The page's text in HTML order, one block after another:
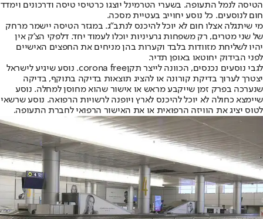
הטיסה לנמל התעופה. בשערי הטרמינל יוצגו כרטיסי טיסה ודרכונים וימדד
חום לנוסעים. כל נוסע יחוייב בעטיית מסכה.
מי שיתגלה אצלו חום לא יוכל להיכנס לנתב"ג. במגזר הטיסה יישמר מרחק
של שני מטרים, רק משפחות גרעיניות יוכלו לעמוד יחד. דלפקי הצ'ק אין
יהיו לשליחת מזוודות בלבד וקערות בהן מניחים את החפצים האישיים
לפני הבידוק יחוטאו באופן תדיר.
לגבי נוסעים נכנסים, הכוונה לייצר תקןcorona free. נוסע שיגיע לישראל
יצטרך לערוך בדיקת קורונה או להציג תוצאות בדיקה בתוקף, בדיקה
שנערכה בפרק זמן שייקבע מראש או אישור שהוא מחוסן למחלה. נוסע
שיימצא כחולה לא יוכל להיכנס לארץ ויופנה לרשויות הרפואה. נוסע שרשאי
לטוס יציג את הוויזה הרפואית או את האישור הרפואי לחברת התעופה.